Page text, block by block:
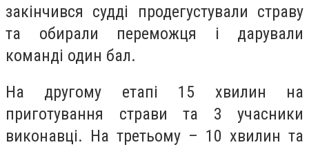
закінчився судді продегустували страву
та обирали переможця і дарували
команді один бал.
На другому етапі 15 хвилин на
приготування страви та 3 учасники
виконавці. На третьому – 10 хвилин та